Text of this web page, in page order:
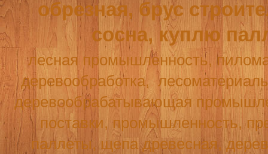
обрезная, брус
сосна, куплю
лесная промышленность,
деревообработка,
деревообрабатывающая
поставки, промышленность,
паллеты, щепа древесная,